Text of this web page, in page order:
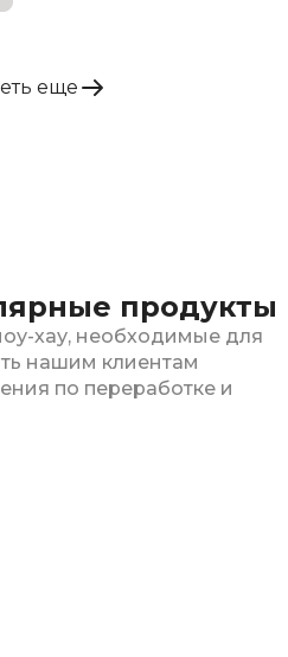
еще
продукты
хау, необходимые для
нашим клиентам
по переработке и